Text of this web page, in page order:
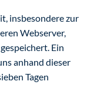
insbesondere zur
Webserver,
Ein
anhand dieser
Tagen